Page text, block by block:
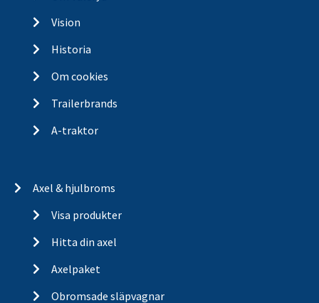
Vision
Historia
Om cookies
Trailerbrands
A-traktor
Axel & hjulbroms
Visa produkter
Hitta din axel
Axelpaket
Obromsade släpvagnar